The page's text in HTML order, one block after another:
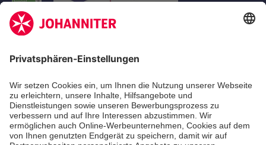
Aus- & Fortbildungen
Erste-Hilfe-Kurse
Jobs & Ehrenamt
Freiwilligendienst